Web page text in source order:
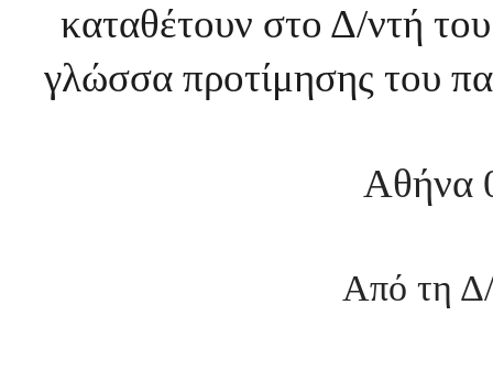
καταθέτουν στο Δ/ντή
γλώσσα προτίμησης του
Αθήνα
Από τη